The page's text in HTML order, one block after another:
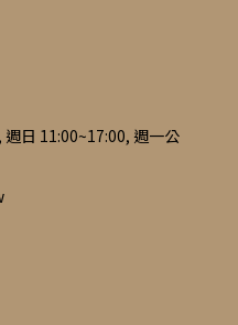
日 11:00~17:00, 週一公